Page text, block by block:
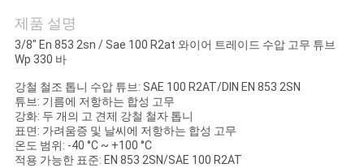
요
청
하
다
제품 설명
3/8" En 853 2sn / Sae 100 R2at 와이어 트레이드 수압 고무 튜브
Wp 330 바
강철 철조 톱니 수압 튜브: SAE 100 R2AT/DIN EN 853 2SN
튜브: 기름에 저항하는 합성 고무
강화: 두 개의 고 견제 강철 철자 톱니
표면: 가려움증 및 날씨에 저항하는 합성 고무
온도 범위: -40 °C ~ +100 °C
적용 가능한 표준: EN 853 2SN/SAE 100 R2AT